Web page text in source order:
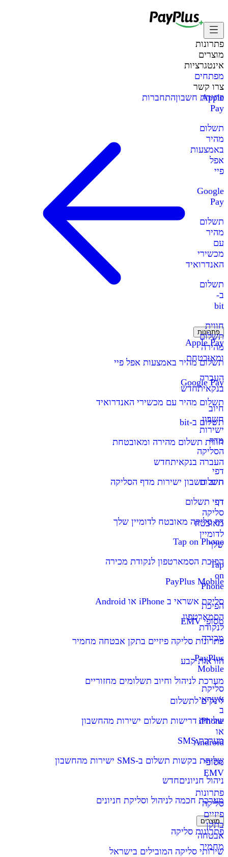
פתרונות
מוצרים
אינטגרציות
מפתחים
צרו קשר
Apple
Pay
תשלום
מהיר
באמצעות
אפל
פיי
Google
Pay
תשלום
מהיר
עם
מכשירי
האנדרואיד
תשלום
ב-
bit
חווית
תשלום
מהירה
ומאובטחת
העברה
בנקאיתחדש
חיוב
חשבון
ישירות
מדף
הסליקה
דפי
תשלום
דף
סליקה
מאובטח
לדומיין
שלך
Tap
on
Phone
הפיכת
הסמארטפון
לנקודת
מכירה
PayPlus
Mobile
סליקת
אשראי
ב
iPhone
או
Android
מסופי
EMV
פתרונות
סליקה
פיזיים
בתקן
אבטחה
מחמיר
פתיחת חשבוןהתחברות
פתרונות
Apple Pay
תשלום מהיר באמצעות אפל פיי
Google Pay
תשלום מהיר עם מכשירי האנדרואיד
תשלום ב-bit
חווית תשלום מהירה ומאובטחת
העברה בנקאיתחדש
חיוב חשבון ישירות מדף הסליקה
דפי תשלום
דף סליקה מאובטח לדומיין שלך
Tap on Phone
הפיכת הסמארטפון לנקודת מכירה
PayPlus Mobile
סליקת אשראי ב iPhone או Android
מסופי EMV
פתרונות סליקה פיזיים בתקן אבטחה מחמיר
הוראות קבע
מערכת לניהול וחיוב תשלומים מחזוריים
לינקים לתשלום
שליחת דרישות תשלום ישירות מהחשבון
מערכת SMS
שליחת בקשות תשלום ב-SMS ישירות מהחשבון
ניהול חניוניםחדש
מערכת חכמה לניהול וסליקת חניונים
מוצרים
פתרונות סליקה
שירותי סליקה המובילים בישראל